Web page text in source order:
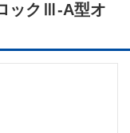
ックⅢ-A型オ